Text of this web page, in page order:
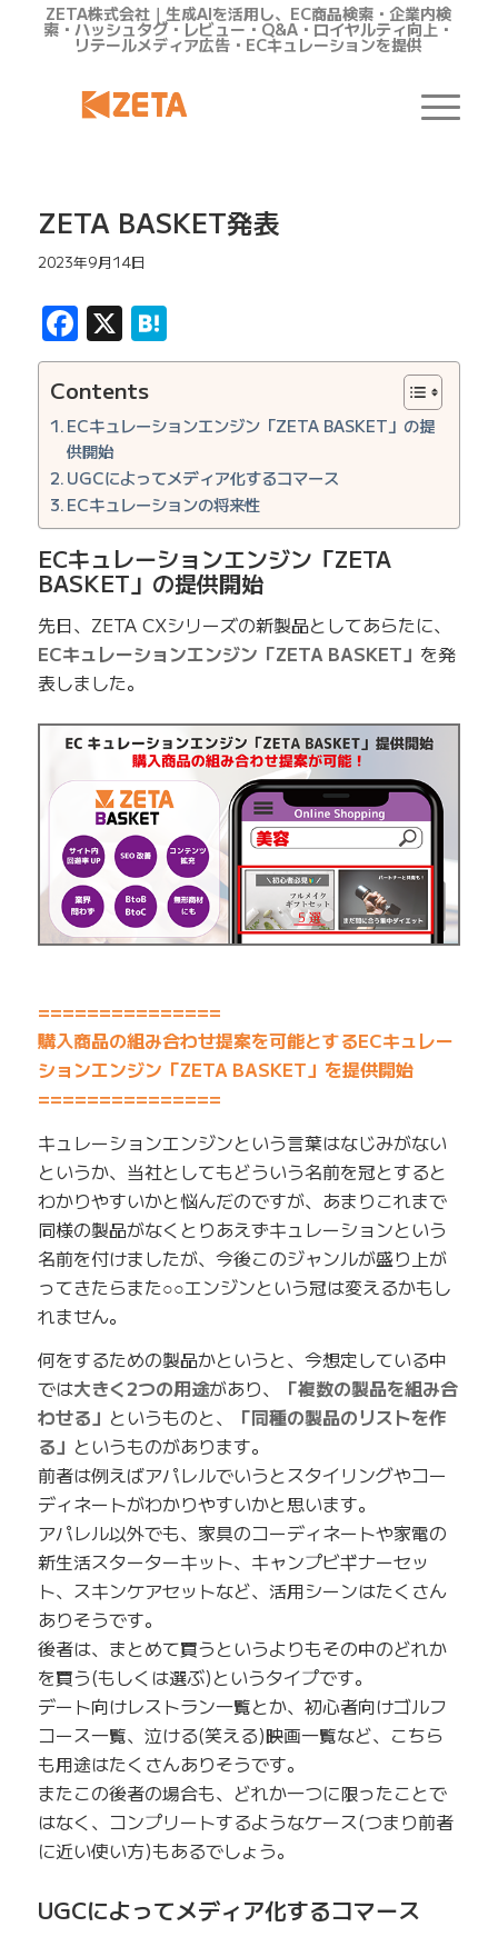
ZETA株式会社｜生成AIを活用し、EC商品検索・企業内検
索・ハッシュタグ・レビュー・Q&A・ロイヤルティ向上・
リテールメディア広告・ECキュレーションを提供
ZETA BASKET発表
2023年9月14日
Facebook
X Hatena
Contents
ECキュレーションエンジン「ZETA BASKET」の提
供開始
UGCによってメディア化するコマース
ECキュレーションの将来性
ECキュレーションエンジン「ZETA
BASKET」の提供開始
先日、ZETA CXシリーズの新製品としてあらたに、
ECキュレーションエンジン「ZETA BASKET」 を発
表しました。
===============
購入商品の組み合わせ提案を可能とするECキュレー
ションエンジン「ZETA BASKET」を提供開始
===============
キュレーションエンジンという言葉はなじみがない
というか、当社としてもどういう名前を冠とすると
わかりやすいかと悩んだのですが、あまりこれまで
同様の製品がなくとりあえずキュレーションという
名前を付けましたが、今後このジャンルが盛り上が
ってきたらまた○○エンジンという冠は変えるかもし
れません。
何をするための製品かというと、今想定している中
では大きく2つの用途があり、
「複数の製品を組み合
わせる」 というものと、
「同種の製品のリストを作
る」 というものがあります。
前者は例えばアパレルでいうとスタイリングやコー
ディネートがわかりやすいかと思います。
アパレル以外でも、家具のコーディネートや家電の
新生活スターターキット、キャンプビギナーセッ
ト、スキンケアセットなど、活用シーンはたくさん
ありそうです。
後者は、まとめて買うというよりもその中のどれか
を買う(もしくは選ぶ)というタイプです。
デート向けレストラン一覧とか、初心者向けゴルフ
コース一覧、泣ける(笑える)映画一覧など、こちら
も用途はたくさんありそうです。
またこの後者の場合も、どれか一つに限ったことで
はなく、コンプリートするようなケース(つまり前者
に近い使い方)もあるでしょう。
UGCによってメディア化するコマース